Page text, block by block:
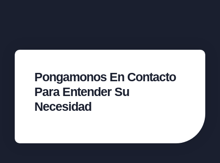
Pongamonos En Contacto
Para Entender Su
Necesidad